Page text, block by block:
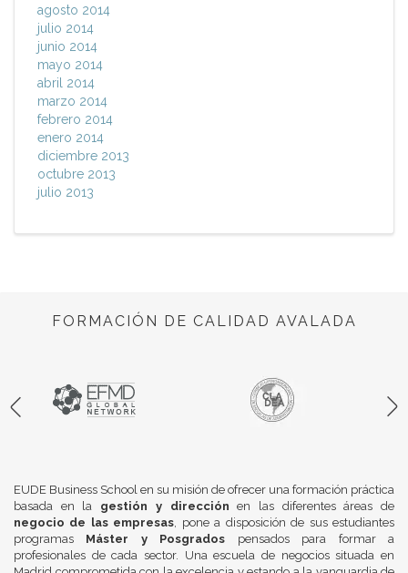
agosto 2014
julio 2014
junio 2014
mayo 2014
abril 2014
marzo 2014
febrero 2014
enero 2014
diciembre 2013
octubre 2013
julio 2013
FORMACIÓN DE CALIDAD AVALADA
EUDE Business School en su misión de ofrecer una formación práctica
basada en la gestión y dirección en las diferentes áreas de
negocio de las empresas, pone a disposición de sus estudiantes
programas Máster y Posgrados pensados para formar a
profesionales de cada sector. Una escuela de negocios situada en